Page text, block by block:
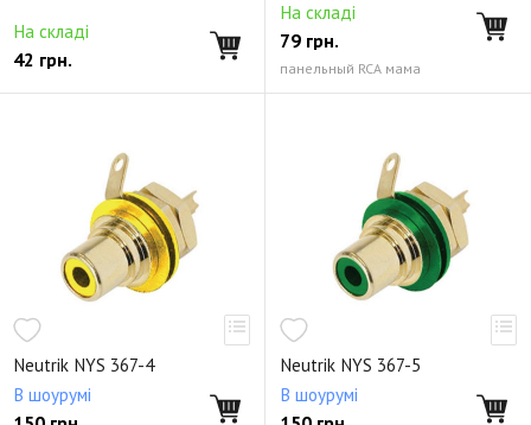
На складі
42 грн.
На складі
79 грн.
панельный RCA мама
Neutrik NYS 367-4
В шоурумі
Neutrik NYS 367-5
В шоурумі